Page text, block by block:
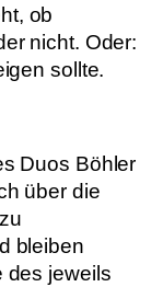
ob
nicht. Oder:
sollte.
Duos Böhler
über die
bleiben
des jeweils